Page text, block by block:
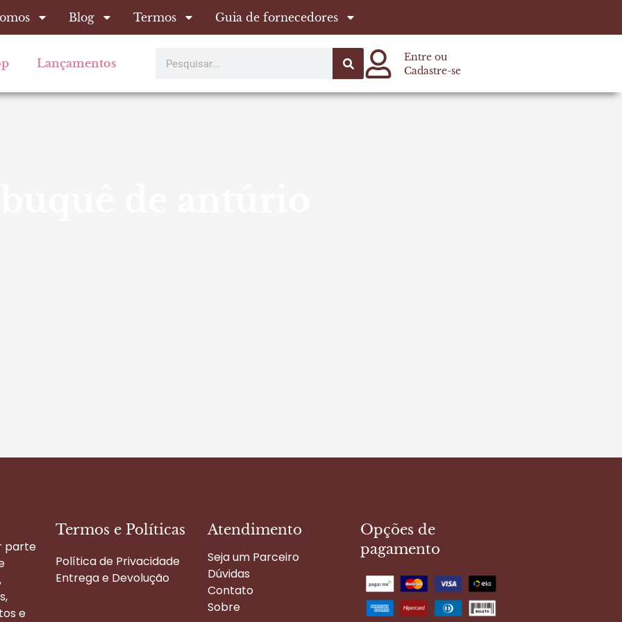
Blog Termos Guia de fornecedores
Lançamentos
Entre ou
Cadastre-se
parte
e
Termos e Políticas
Política de Privacidade
Entrega e Devolução
Atendimento
Seja um Parceiro
Dúvidas
Contato
Sobre
Opções de
pagamento